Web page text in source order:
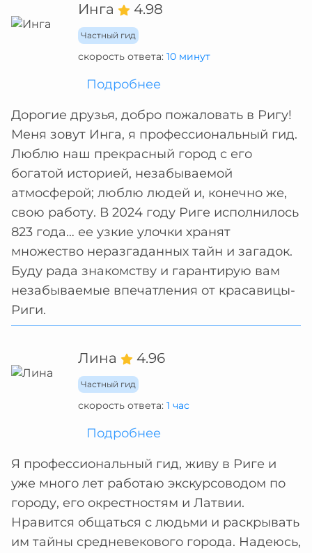
Инга 4.98
Частный гид
скорость ответа: 10 минут
Подробнее
Дорогие друзья, добро пожаловать в Ригу!
Меня зовут Инга, я профессиональный гид.
Люблю наш прекрасный город с его
богатой историей, незабываемой
атмосферой; люблю людей и, конечно же,
свою работу. В 2024 году Риге исполнилось
823 года… ее узкие улочки хранят
множество неразгаданных тайн и загадок.
Буду рада знакомству и гарантирую вам
незабываемые впечатления от красавицы-
Риги.
Лина 4.96
Частный гид
скорость ответа: 1 час
Подробнее
Я профессиональный гид, живу в Риге и
уже много лет работаю экскурсоводом по
городу, его окрестностям и Латвии.
Нравится общаться с людьми и раскрывать
им тайны средневекового города. Надеюсь,